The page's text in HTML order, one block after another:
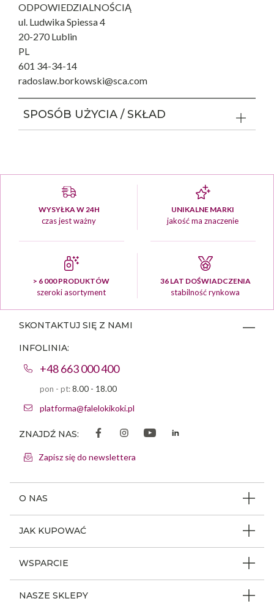
ODPOWIEDZIALNOŚCIĄ
ul. Ludwika Spiessa 4
20-270 Lublin
PL
601 34-34-14
radoslaw.borkowski@sca.com
SPOSÓB UŻYCIA / SKŁAD
WYSYŁKA W 24H
czas jest ważny
UNIKALNE MARKI
jakość ma znaczenie
> 6 000 PRODUKTÓW
szeroki asortyment
36 LAT DOŚWIADCZENIA
stabilność rynkowa
O NAS
Dlaczego FLK
JAK KUPOWAĆ
Polityka prywatności
WSPARCIE
NASZE SKLEPY
SKONTAKTUJ SIĘ Z NAMI
INFOLINIA:
+48 663 000 400
pon - pt:8.00 - 18.00
platforma@falelokikoki.pl
ZNAJDŹ NAS:
Zapisz się do newslettera